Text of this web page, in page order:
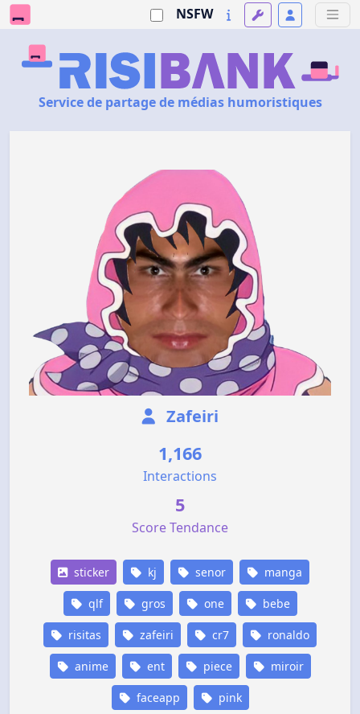
NSFW
Service de partage de médias humoristiques
Zafeiri
1,166
Interactions
5
Score Tendance
sticker kj senor manga
qlf gros one bebe
risitas zafeiri cr7 ronaldo
anime ent piece miroir
faceapp pink